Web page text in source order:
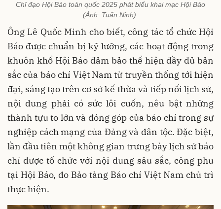
Chỉ đạo Hội Báo toàn quốc 2025 phát biểu khai mạc Hội Báo
(Ảnh: Tuấn Ninh).
Ông Lê Quốc Minh cho biết, công tác tổ chức Hội
Báo được chuẩn bị kỹ lưỡng, các hoạt động trong
khuôn khổ Hội Báo đảm bảo thể hiện đầy đủ bản
sắc của báo chí Việt Nam từ truyền thống tới hiện
đại, sáng tạo trên cơ sở kế thừa và tiếp nối lịch sử,
nội dung phải có sức lôi cuốn, nêu bật những
thành tựu to lớn và đóng góp của báo chí trong sự
nghiệp cách mạng của Đảng và dân tộc. Đặc biệt,
lần đầu tiên một không gian trưng bày lịch sử báo
chí được tổ chức với nội dung sâu sắc, công phu
tại Hội Báo, do Bảo tàng Báo chí Việt Nam chủ trì
thực hiện.